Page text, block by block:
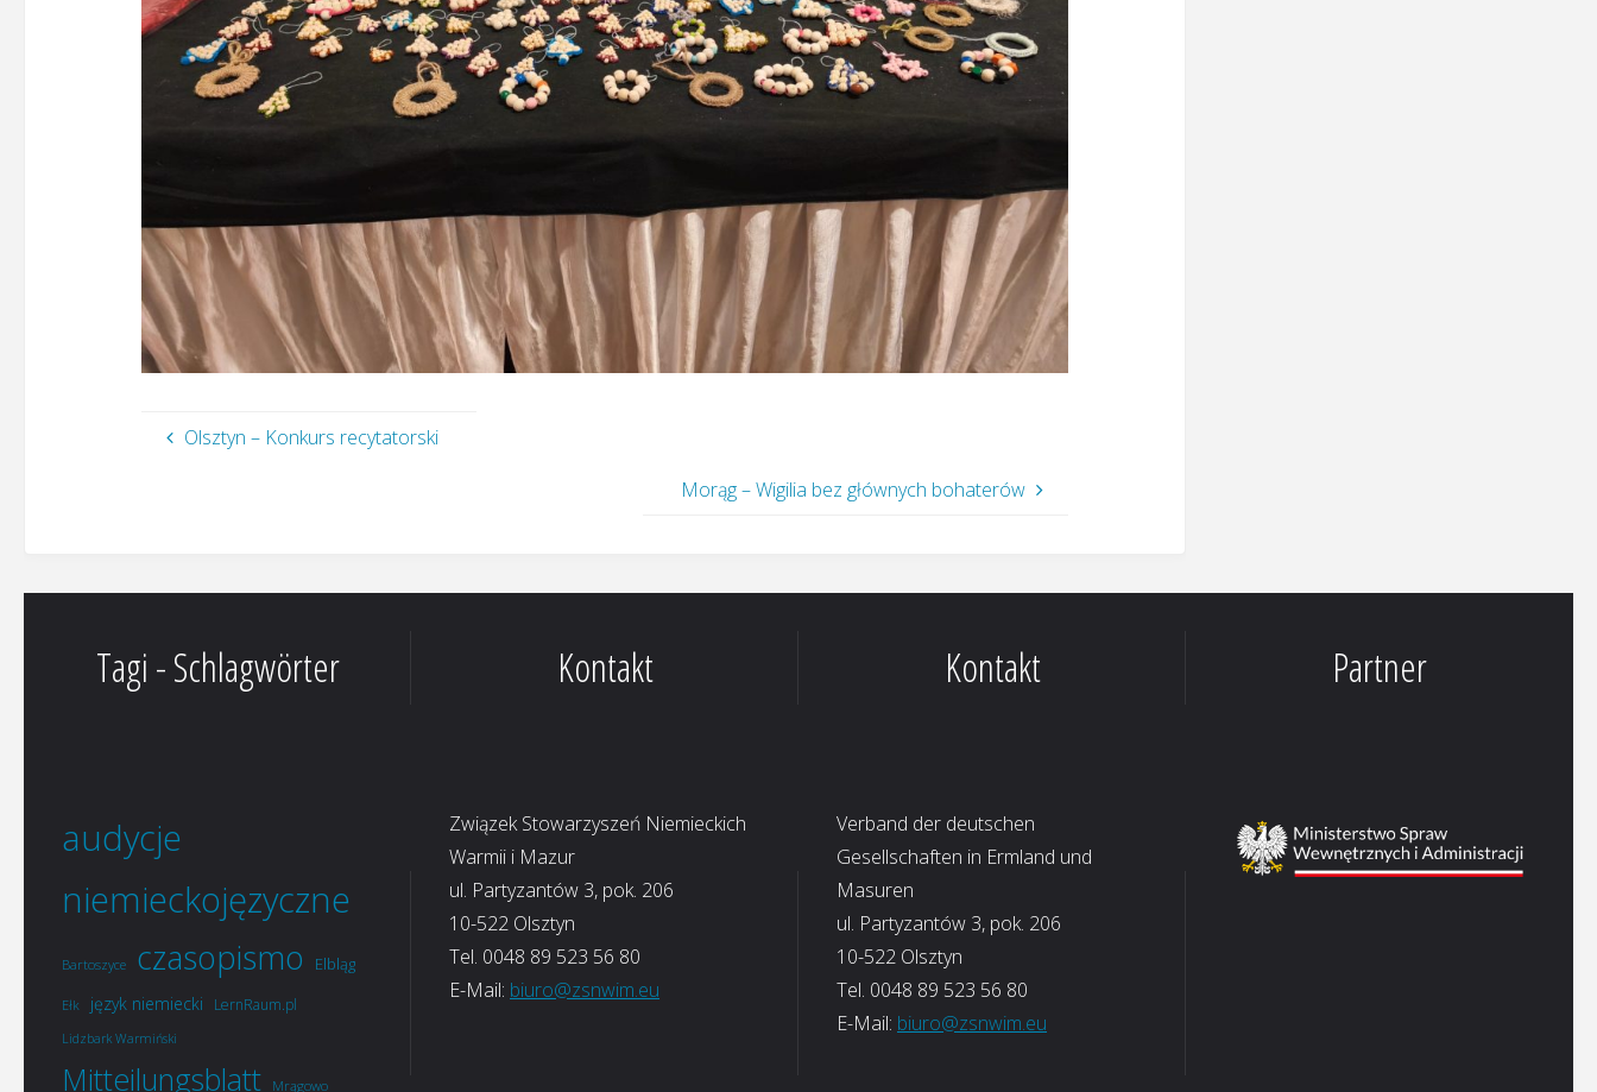
Olsztyn – Konkurs recytatorski
Morąg – Wigilia bez głównych bohaterów
Tagi - Schlagwörter Kontakt Kontakt Partner
audycje
niemieckojęzyczne
Bartoszyce czasopismo Elbląg
Ełk język niemiecki LernRaum.pl
Lidzbark Warmiński
Mitteilungsblatt Mrągowo
Związek Stowarzyszeń Niemieckich
Warmii i Mazur
ul. Partyzantów 3, pok. 206
10-522 Olsztyn
Tel. 0048 89 523 56 80
E-Mail: biuro@zsnwim.eu
Verband der deutschen
Gesellschaften in Ermland und
Masuren
ul. Partyzantów 3, pok. 206
10-522 Olsztyn
Tel. 0048 89 523 56 80
E-Mail: biuro@zsnwim.eu